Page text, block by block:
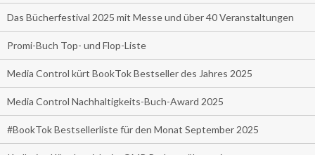
Das Bücherfestival 2025 mit Messe und über 40 Veranstaltungen
Promi-Buch Top- und Flop-Liste
Media Control kürt BookTok Bestseller des Jahres 2025
Media Control Nachhaltigkeits-Buch-Award 2025
#BookTok Bestsellerliste für den Monat September 2025